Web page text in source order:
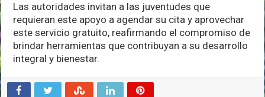
Las autoridades invitan a las juventudes que
requieran este apoyo a agendar su cita y aprovechar
este servicio gratuito, reafirmando el compromiso de
brindar herramientas que contribuyan a su desarrollo
integral y bienestar.